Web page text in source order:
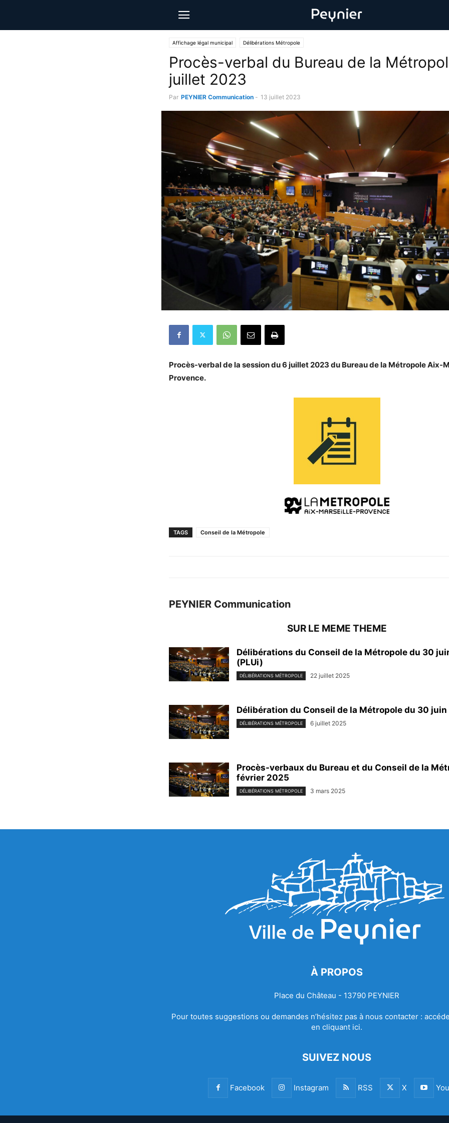
Affichage légal municipal Délibérations Métropole
Procès-verbal du Bureau de la
juillet 2023
Par PEYNIER Communication - 13 juillet 2023
Procès-verbal de la session du 6 juillet 2023 du Bureau de la Métropole Aix-
Provence.
TAGS Conseil de la Métropole
PEYNIER Communication
SUR LE MEME THEME
Délibérations du Conseil de la Métropole du 30
(PLUi)
DÉLIBÉRATIONS MÉTROPOLE 22 juillet 2025
Délibération du Conseil de la Métropole du 30 juin
DÉLIBÉRATIONS MÉTROPOLE 6 juillet 2025
Procès-verbaux du Bureau et du Conseil de la
février 2025
DÉLIBÉRATIONS MÉTROPOLE 3 mars 2025
À PROPOS
Place du Château - 13790 PEYNIER
Pour toutes suggestions ou demandes n’hésitez pas à nous contacter :
en cliquant ici.
SUIVEZ NOUS
Facebook Instagram RSS X